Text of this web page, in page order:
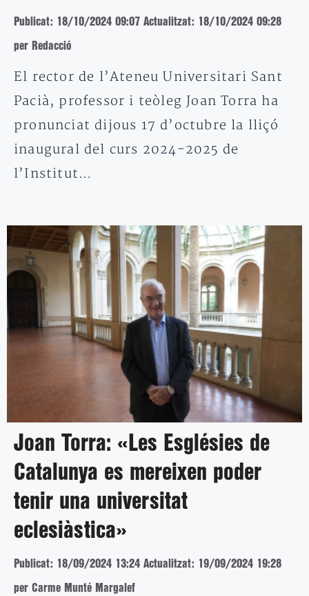
Publicat: 18/10/2024 09:07 Actualitzat: 18/10/2024 09:28
per Redacció
El rector de l’Ateneu Universitari Sant
Pacià, professor i teòleg Joan Torra ha
pronunciat dijous 17 d’octubre la lliçó
inaugural del curs 2024-2025 de
l’Institut…
Joan Torra: «Les Esglésies de
Catalunya es mereixen poder
tenir una universitat
eclesiàstica»
Publicat: 18/09/2024 13:24 Actualitzat: 19/09/2024 19:28
per Carme Munté Margalef